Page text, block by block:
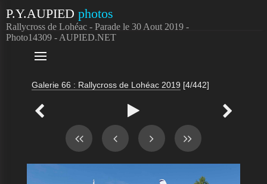
P.Y.AUPIED photos
Rallycross de Lohéac - Parade le 30 Aout 2019 -
Photo14309 - AUPIED.NET

Galerie 66 : Rallycross de Lohéac 2019 [4/442]
  